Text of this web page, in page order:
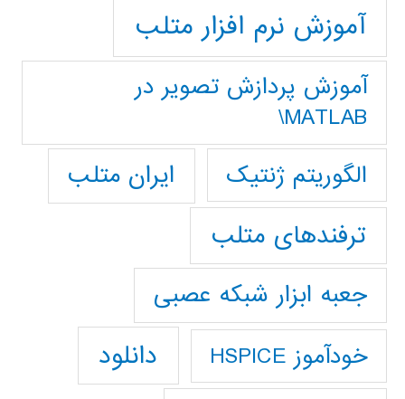
آموزش نرم افزار متلب
آموزش پردازش تصوير در
MATLAB\
الگوریتم ژنتیک
ایران متلب
ترفندهای متلب
جعبه ابزار شبکه عصبی
خودآموز HSPICE دانلود